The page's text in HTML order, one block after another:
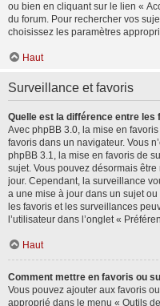
ou bien en cliquant sur le lien «
du forum. Pour rechercher vos
choisissez les paramètres
Haut
Surveillance et favoris
Quelle est la différence entre
Avec phpBB 3.0, la mise en
favoris dans un navigateur. Vous
phpBB 3.1, la mise en favoris de
sujet. Vous pouvez désormais
jour. Cependant, la surveillance
a une mise à jour dans un sujet
les favoris et les surveillances
l’utilisateur dans l’onglet «
Haut
Comment mettre en favoris ou
Vous pouvez ajouter aux favoris
approprié dans le menu « Outils